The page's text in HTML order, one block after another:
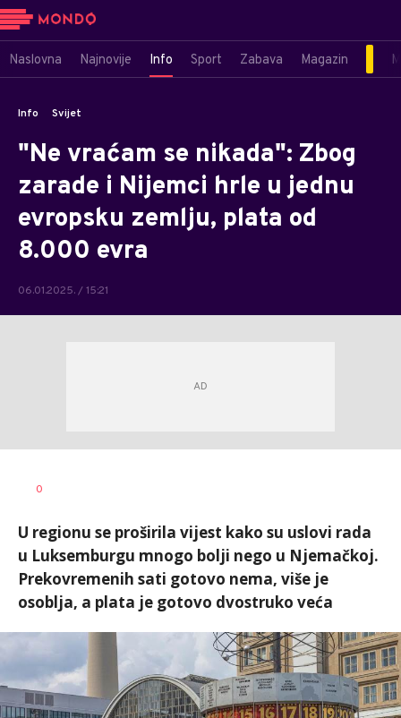
Naslovna Najnovije Info Sport Zabava Magazin
Info Svijet
"Ne vraćam se nikada": Zbog
zarade i Nijemci hrle u jednu
evropsku zemlju, plata od
8.000 evra
06.01.2025. / 15:21
AUTOR
0
U regionu se proširila vijest kako su uslovi rada
u Luksemburgu mnogo bolji nego u Njemačkoj.
Prekovremenih sati gotovo nema, više je
osoblja, a plata je gotovo dvostruko veća